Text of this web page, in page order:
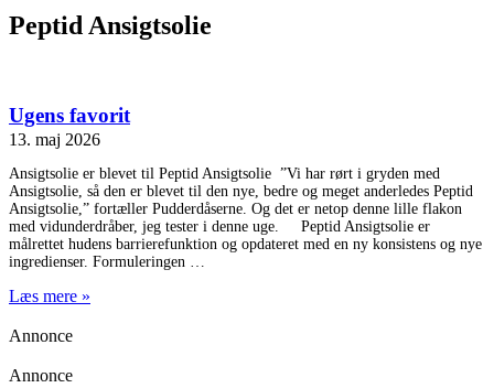
Peptid Ansigtsolie
Ugens favorit
13. maj 2026
Ansigtsolie er blevet til Peptid Ansigtsolie ”Vi har rørt i gryden med
Ansigtsolie, så den er blevet til den nye, bedre og meget anderledes Peptid
Ansigtsolie,” fortæller Pudderdåserne. Og det er netop denne lille flakon
med vidunderdråber, jeg tester i denne uge. Peptid Ansigtsolie er
målrettet hudens barrierefunktion og opdateret med en ny konsistens og nye
ingredienser. Formuleringen
Læs mere »
Annonce
Annonce